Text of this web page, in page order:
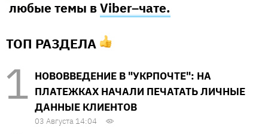
любые темы вViber–чате.
ТОП РАЗДЕЛА
НОВОВВЕДЕНИЕ В "УКРПОЧТЕ": НА
ПЛАТЕЖКАХ НАЧАЛИ ПЕЧАТАТЬ ЛИЧНЫЕ
ДАННЫЕ КЛИЕНТОВ
03 Августа 14:04